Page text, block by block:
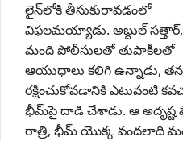
లైన్‌లోకి తీసుకురావడంలో
విఫలమయ్యాడు. అబ్దుల్
మంది పోలీసులతో తుపాకీలతో
ఆయుధాలు కలిగి ఉన్నాడు,
రక్షించుకోవడానికి ఎటువంటి
భీమ్‌పై దాడి చేశాడు. ఆ అదృష్ట
రాత్రి, భీమ్ యొక్క వందలాది